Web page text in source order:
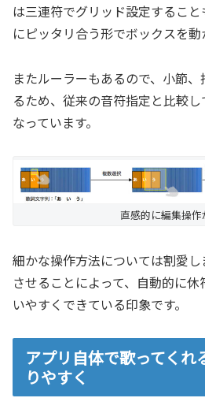
は三連符でグリッド設定するこ
にピッタリ合う形でボックスを動
またルーラーもあるので、小節
るため、従来の音符指定と比較
なっています。
直感的に編集操作
細かな操作方法については割愛
させることによって、自動的に
いやすくできている印象です。
アプリ自体で歌ってくれ
りやすく